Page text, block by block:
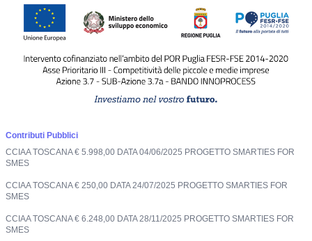
Contributi Pubblici
CCIAA TOSCANA € 5.998,00 DATA 04/06/2025 PROGETTO SMARTIES FOR
SMES
CCIAA TOSCANA € 250,00 DATA 24/07/2025 PROGETTO SMARTIES FOR
SMES
CCIAA TOSCANA € 6.248,00 DATA 28/11/2025 PROGETTO SMARTIES FOR
SMES